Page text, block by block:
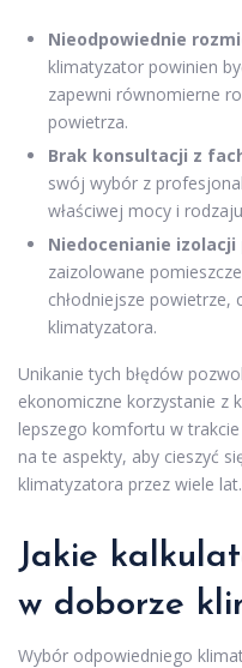
Nieodpowiednie
klimatyzator powinien
zapewni równomierne
powietrza.
Brak konsultacji z
swój wybór z
właściwej mocy i
Niedocenianie izolacji
zaizolowane
chłodniejsze powietrze,
klimatyzatora.
Unikanie tych błędów
ekonomiczne korzystanie z
lepszego komfortu w
na te aspekty, aby cieszyć
klimatyzatora przez wiele lat.
Jakie
w doborze
Wybór odpowiedniego